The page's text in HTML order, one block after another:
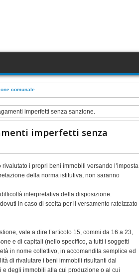
imperfetti senza sanzione.
imperfetti senza
i propri beni immobili versando l’imposta
della norma istitutiva, non saranno
interpretativa della disposizione.
in caso di scelta per il versamento rateizzato
vale a dire l’articolo 15, commi da 16 a 23,
e di capitali (nello specifico, a tutti i soggetti
in nome collettivo, in accomandita semplice ed
di rivalutare i beni immobili risultanti dal
degli immobili alla cui produzione o al cui